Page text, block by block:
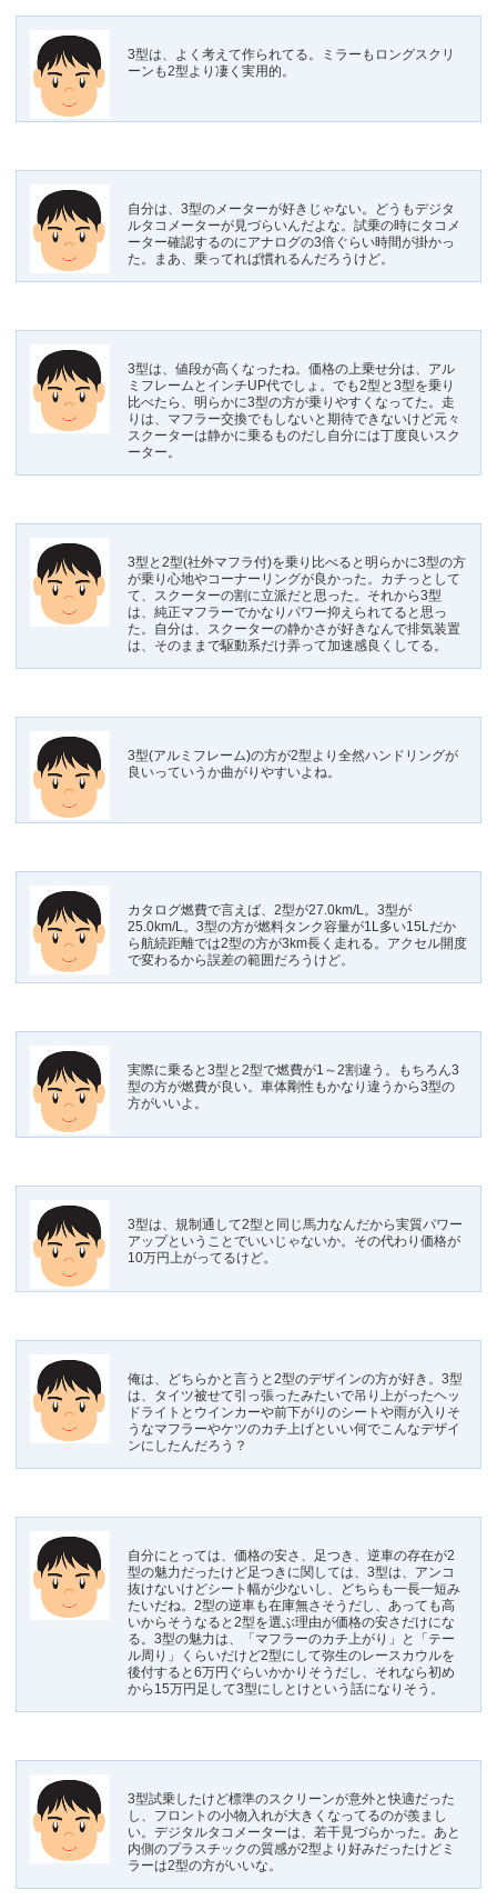
3型は、よく考えて作られてる。ミラーもロングスクリ
ーンも2型より凄く実用的。
自分は、3型のメーターが好きじゃない。どうもデジタ
ルタコメーターが見づらいんだよな。試乗の時にタコメ
ーター確認するのにアナログの3倍ぐらい時間が掛かっ
た。まあ、乗ってれば慣れるんだろうけど。
3型は、値段が高くなったね。価格の上乗せ分は、アル
ミフレームとインチUP代でしょ。でも2型と3型を乗り
比べたら、明らかに3型の方が乗りやすくなってた。走
りは、マフラー交換でもしないと期待できないけど元々
スクーターは静かに乗るものだし自分には丁度良いスク
ーター。
3型と2型(社外マフラ付)を乗り比べると明らかに3型の方
が乗り心地やコーナーリングが良かった。カチっとして
て、スクーターの割に立派だと思った。それから3型
は、純正マフラーでかなりパワー抑えられてると思っ
た。自分は、スクーターの静かさが好きなんで排気装置
は、そのままで駆動系だけ弄って加速感良くしてる。
3型(アルミフレーム)の方が2型より全然ハンドリングが
良いっていうか曲がりやすいよね。
カタログ燃費で言えば、2型が27.0km/L。3型が
25.0km/L。3型の方が燃料タンク容量が1L多い15Lだか
ら航続距離では2型の方が3km長く走れる。アクセル開度
で変わるから誤差の範囲だろうけど。
実際に乗ると3型と2型で燃費が1～2割違う。もちろん3
型の方が燃費が良い。車体剛性もかなり違うから3型の
方がいいよ。
3型は、規制通して2型と同じ馬力なんだから実質パワー
アップということでいいじゃないか。その代わり価格が
10万円上がってるけど。
俺は、どちらかと言うと2型のデザインの方が好き。3型
は、タイツ被せて引っ張ったみたいで吊り上がったヘッ
ドライトとウインカーや前下がりのシートや雨が入りそ
うなマフラーやケツのカチ上げといい何でこんなデザイ
ンにしたんだろう？
自分にとっては、価格の安さ、足つき、逆車の存在が2
型の魅力だったけど足つきに関しては、3型は、アンコ
抜けないけどシート幅が少ないし、どちらも一長一短み
たいだね。2型の逆車も在庫無さそうだし、あっても高
いからそうなると2型を選ぶ理由が価格の安さだけにな
る。3型の魅力は、「マフラーのカチ上がり」と「テー
ル周り」くらいだけど2型にして弥生のレースカウルを
後付すると6万円ぐらいかかりそうだし、それなら初め
から15万円足して3型にしとけという話になりそう。
3型試乗したけど標準のスクリーンが意外と快適だった
し、フロントの小物入れが大きくなってるのが羨まし
い。デジタルタコメーターは、若干見づらかった。あと
内側のプラスチックの質感が2型より好みだったけどミ
ラーは2型の方がいいな。